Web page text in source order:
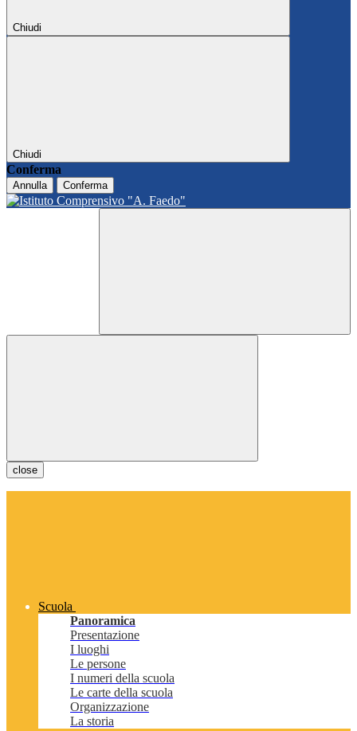
Chiudi
Chiudi
Conferma
Annulla Conferma
close
Scuola
Panoramica
Presentazione
I luoghi
Le persone
I numeri della scuola
Le carte della scuola
Organizzazione
La storia